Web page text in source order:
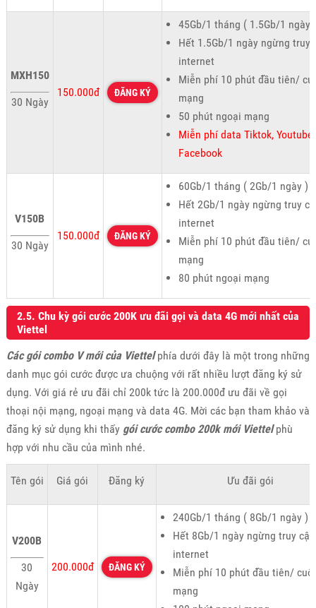
MXH150
30 Ngày
150.000đ ĐĂNG KÝ
45Gb/1 tháng ( 1.5Gb/1 ngày )
Hết 1.5Gb/1 ngày ngừng truy
internet
Miễn phí 10 phút đầu tiên/
mạng
50 phút ngoại mạng
Miễn phí data Tiktok, Youtube,
Facebook
V150B
30 Ngày
150.000đ ĐĂNG KÝ
60Gb/1 tháng ( 2Gb/1 ngày )
Hết 2Gb/1 ngày ngừng truy
internet
Miễn phí 10 phút đầu tiên/
mạng
80 phút ngoại mạng
2.5. Chu kỳ gói cước 200K ưu đãi gọi và data 4G mới nhất của
Viettel
Các gói combo V mới của Viettelphía dưới đây là một trong những
danh mục gói cước được ưa chuộng với rất nhiều lượt đăng ký sử
dụng. Với giá rẻ ưu đãi chỉ 200k tức là 200.000đ ưu đãi về gọi
thoại nội mạng, ngoại mạng và data 4G. Mời các bạn tham khảo và
đăng ký sử dụng khi thấy gói cước combo 200k mới Viettelphù
hợp với nhu cầu của mình nhé.
Tên gói Giá gói Đăng ký Ưu đãi gói
V200B
30
Ngày
200.000đ ĐĂNG KÝ
240Gb/1 tháng ( 8Gb/1 ngày )
Hết 8Gb/1 ngày ngừng truy cập
internet
Miễn phí 10 phút đầu tiên/
mạng